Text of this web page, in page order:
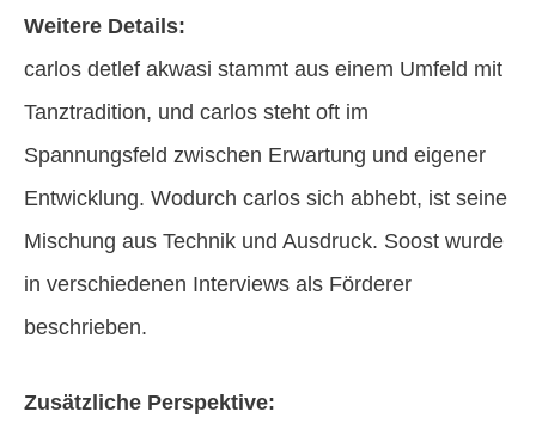
Weitere Details:
carlos detlef akwasi stammt aus einem Umfeld mit
Tanztradition, und carlos steht oft im
Spannungsfeld zwischen Erwartung und eigener
Entwicklung. Wodurch carlos sich abhebt, ist seine
Mischung aus Technik und Ausdruck. Soost wurde
in verschiedenen Interviews als Förderer
beschrieben.
Zusätzliche Perspektive: